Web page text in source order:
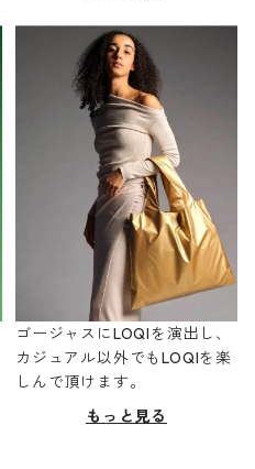
ゴージャスにLOQIを演出し、
カジュアル以外でもLOQIを楽
しんで頂けます。
もっと見る